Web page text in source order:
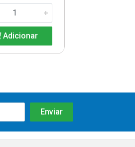
Adicionar